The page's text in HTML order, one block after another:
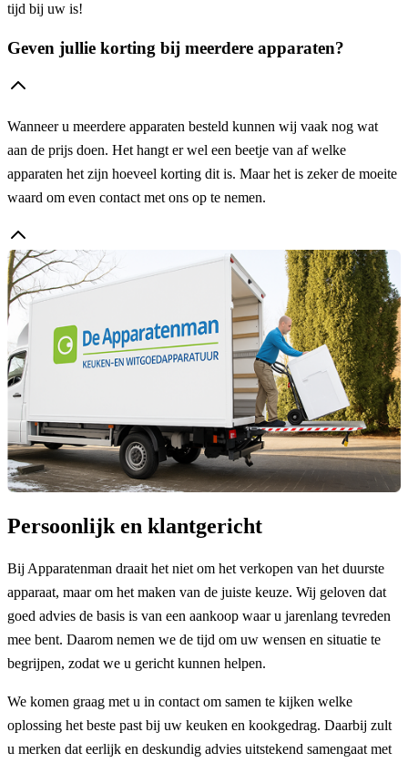
tijd bij uw is!
Geven jullie korting bij meerdere apparaten?
Wanneer u meerdere apparaten besteld kunnen wij vaak nog wat
aan de prijs doen. Het hangt er wel een beetje van af welke
apparaten het zijn hoeveel korting dit is. Maar het is zeker de moeite
waard om even contact met ons op te nemen.
Persoonlijk en klantgericht
Bij Apparatenman draait het niet om het verkopen van het duurste
apparaat, maar om het maken van de juiste keuze. Wij geloven dat
goed advies de basis is van een aankoop waar u jarenlang tevreden
mee bent. Daarom nemen we de tijd om uw wensen en situatie te
begrijpen, zodat we u gericht kunnen helpen.
We komen graag met u in contact om samen te kijken welke
oplossing het beste past bij uw keuken en kookgedrag. Daarbij zult
u merken dat eerlijk en deskundig advies uitstekend samengaat met